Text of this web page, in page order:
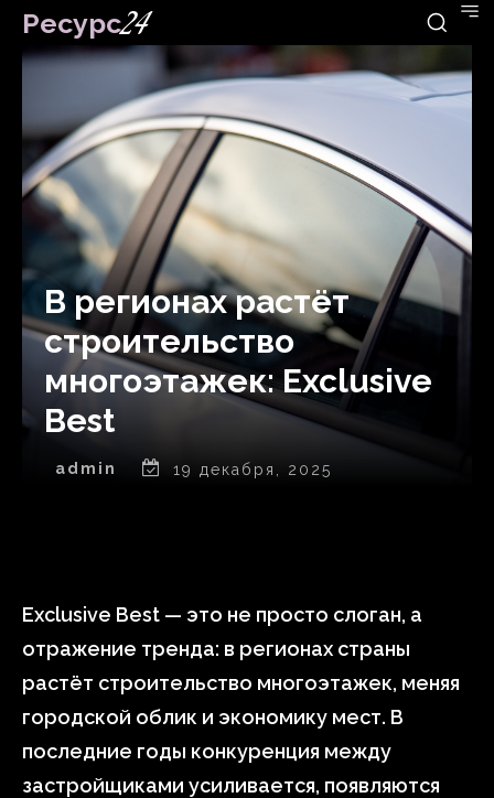
Ресурс24
В регионах растёт
строительство
многоэтажек: Exclusive
Best
admin 19 декабря, 2025
Exclusive Best — это не просто слоган, а
отражение тренда: в регионах страны
растёт строительство многоэтажек, меняя
городской облик и экономику мест. В
последние годы конкуренция между
застройщиками усиливается, появляются